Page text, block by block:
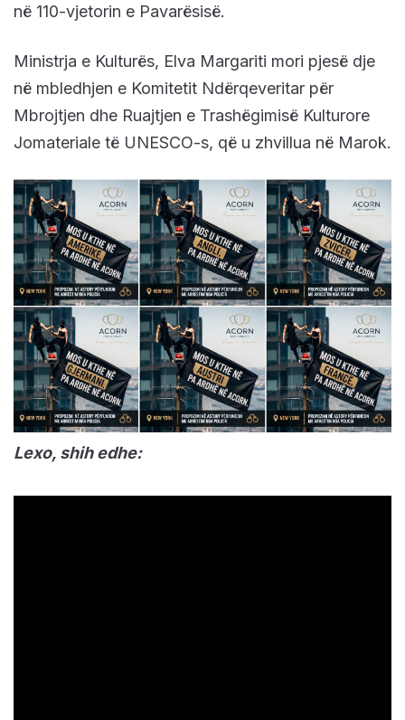
në 110-vjetorin e Pavarësisë.
Ministrja e Kulturës, Elva Margariti mori pjesë dje
në mbledhjen e Komitetit Ndërqeveritar për
Mbrojtjen dhe Ruajtjen e Trashëgimisë Kulturore
Jomateriale të UNESCO-s, që u zhvillua në Marok.
Lexo, shih edhe: